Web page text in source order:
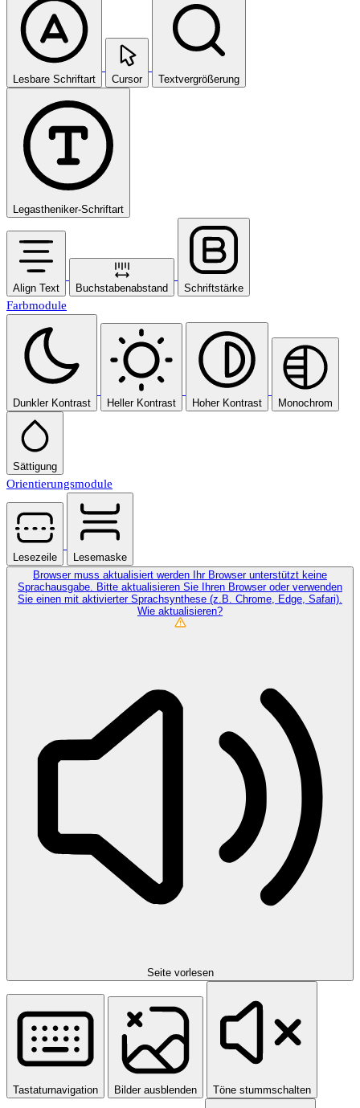
Lesbare Schriftart Cursor Textvergrößerung
Legastheniker-Schriftart
Align Text Buchstabenabstand Schriftstärke
Farbmodule
Dunkler Kontrast Heller Kontrast Hoher Kontrast Monochrom
Sättigung
Orientierungsmodule
Lesezeile
Lesemaske
Browser muss aktualisiert werden
Ihr Browser unterstützt keine
Sprachausgabe. Bitte aktualisieren Sie Ihren Browser oder verwenden
Sie einen mit aktivierter Sprachsynthese (z.B. Chrome, Edge, Safari).
Wie aktualisieren?
Seite vorlesen
Tastaturnavigation Bilder ausblenden Töne stummschalten